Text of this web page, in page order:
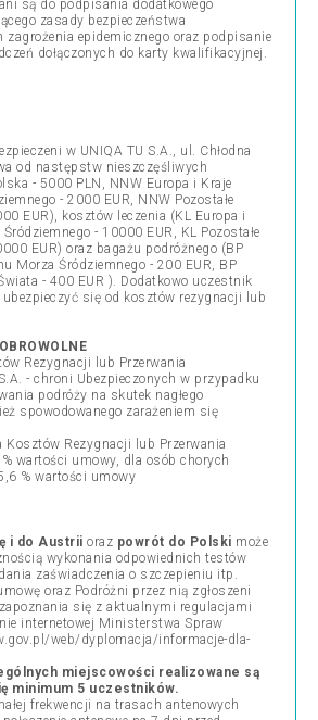
są do podpisania dodatkowego
zasady bezpieczeństwa
zagrożenia epidemicznego oraz podpisanie
dołączonych do karty kwalifikacyjnej.
w UNIQA TU S.A., ul. Chłodna
od następstw nieszczęśliwych
- 5000 PLN, NNW Europa i Kraje
- 2000 EUR, NNW Pozostałe
EUR), kosztów leczenia (KL Europa i
- 10000 EUR, KL Pozostałe
EUR) oraz bagażu podróżnego (BP
Morza Śródziemnego - 200 EUR, BP
- 400 EUR ). Dodatkowo uczestnik
się od kosztów rezygnacji lub
Rezygnacji lub Przerwania
- chroni Ubezpieczonych w przypadku
podróży na skutek nagłego
spowodowanego zarażeniem się
Kosztów Rezygnacji lub Przerwania
wartości umowy, dla osób chorych
% wartości umowy
i do Austrii oraz powrót do Polski może
wykonania odpowiednich testów
zaświadczenia o szczepieniu itp.
oraz Podróżni przez nią zgłoszeni
się z aktualnymi regulacjami
internetowej Ministerstwa Spraw
web/dyplomacja/informacje-dla-
miejscowości realizowane są
minimum 5 uczestników.
frekwencji na trasach antenowych